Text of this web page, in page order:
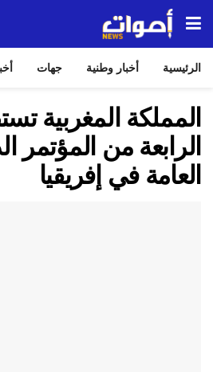
الرئيسية أخبار وطنية جهات
المملكة المغربية
الرابعة من المؤتمر
العامة في إفريقيا